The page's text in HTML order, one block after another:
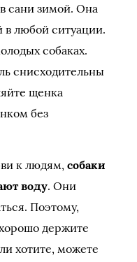
сани зимой. Она
в любой ситуации.
собаках.
снисходительны
щенка
без
к людям, собаки
воду. Они
Поэтому,
держите
хотите, можете